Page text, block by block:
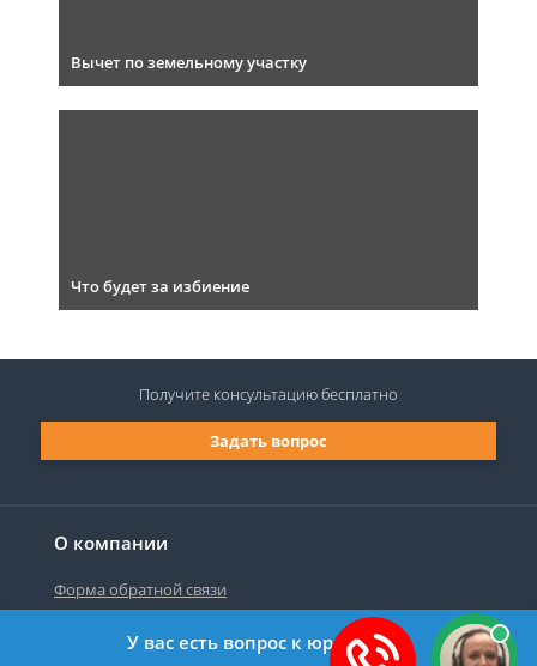
Вычет по земельному участку
Что будет за избиение
О компании
Форма обратной связи
Задать вопрос
Получите консультациюбесплатно
У вас есть вопрос к юристу?